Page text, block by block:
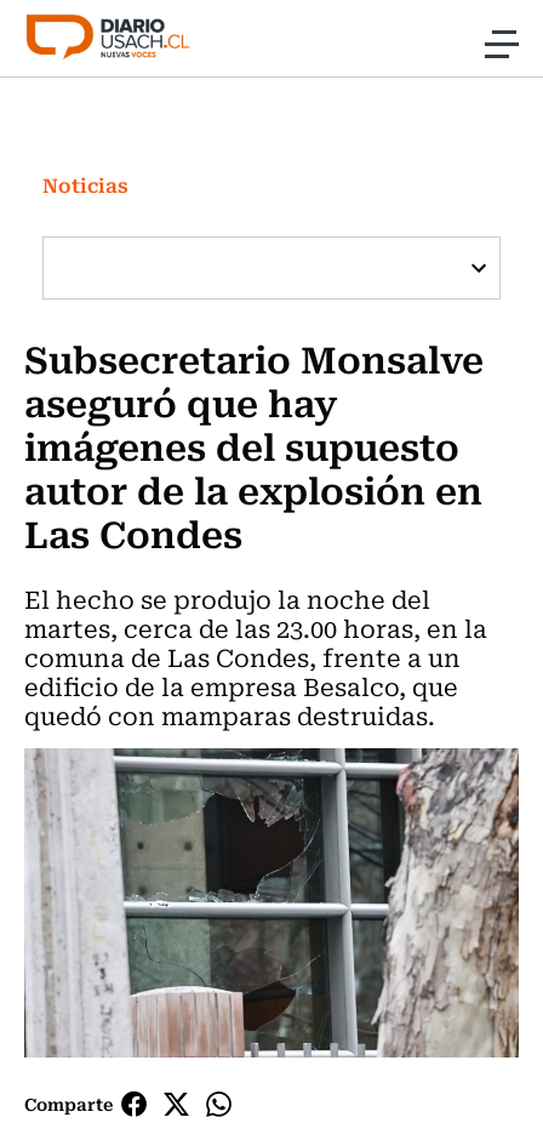
Click acá para ir directamente al contenido
Investigación
Cultura
Programas Radio y TV Usach
Noticias
Subsecretario Monsalve
aseguró que hay
imágenes del supuesto
autor de la explosión en
Las Condes
El hecho se produjo la noche del
martes, cerca de las 23.00 horas, en la
comuna de Las Condes, frente a un
edificio de la empresa Besalco, que
quedó con mamparas destruidas.
Comparte